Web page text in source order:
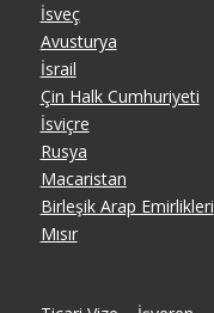
İsveç
Avusturya
İsrail
Çin Halk Cumhuriyeti
İsviçre
Rusya
Macaristan
Birleşik Arap Emirlikleri
Mısır